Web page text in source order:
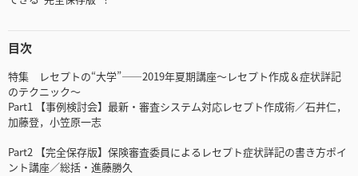
目次
特集 レセプトの“大学”――2019年夏期講座～レセプト作成＆症状詳記
のテクニック～
Part1 【事例検討会】最新・審査システム対応レセプト作成術／石井仁，
加藤登，小笠原一志
Part2 【完全保存版】保険審査委員によるレセプト症状詳記の書き方ポイ
ント講座／総括・進藤勝久